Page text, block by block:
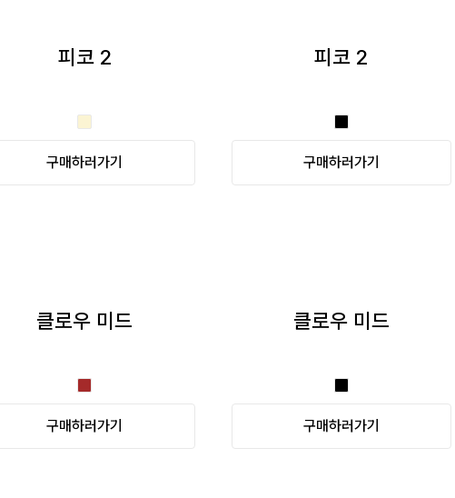
피코 2
구매하러가기
피코 2
구매하러가기
클로우 미드
구매하러가기
클로우 미드
구매하러가기